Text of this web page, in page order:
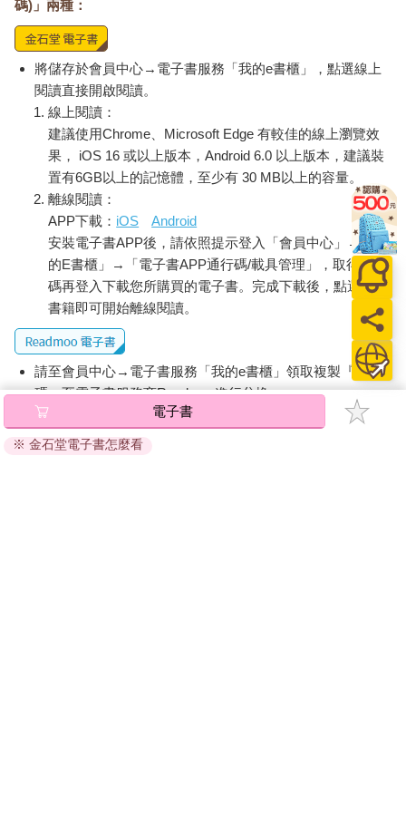
碼)」兩種：
將儲存於會員中心→電子書服務「我的e書櫃」，點選線上
閱讀直接開啟閱讀。
線上閱讀：
建議使用Chrome、Microsoft Edge 有較佳的線上瀏覽效
果， iOS 16 或以上版本，Android 6.0 以上版本，建議裝
置有6GB以上的記憶體，至少有 30 MB以上的容量。
離線閱讀：
APP下載： iOS
Android
安裝電子書APP後，請依照提示登入「會員中心」→「我
的E書櫃」→「電子書APP通行碼/載具管理」，取得通行
碼再登入下載您所購買的電子書。完成下載後，點選任一
書籍即可開始離線閱讀。
請至會員中心→電子書服務「我的e書櫃」領取複製『兌換
碼』至電子書服務商Readmoo進行兌換。
退換貨須知：
因版權保護，您在金石堂所購買的電子書僅能以金石堂專屬
電子書
※ 金石堂電子書怎麼看